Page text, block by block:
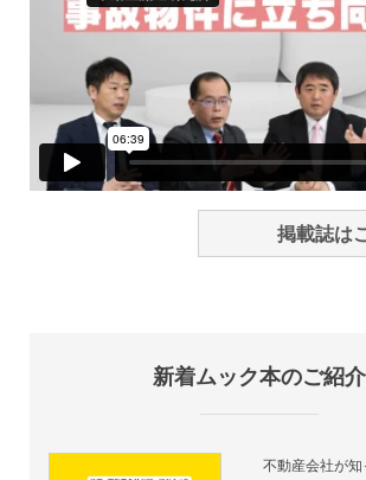
掲載誌は
新着ムック本のご紹介
不動産会社が知